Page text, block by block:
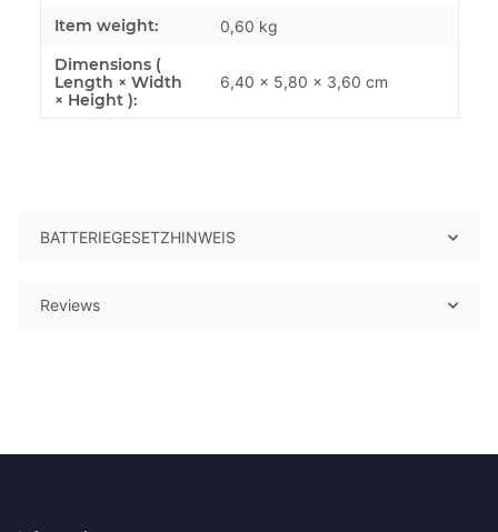
Item weight: 0,60 kg
Dimensions (
Length × Width
× Height ):
6,40 × 5,80 × 3,60 cm
BATTERIEGESETZHINWEIS
Reviews